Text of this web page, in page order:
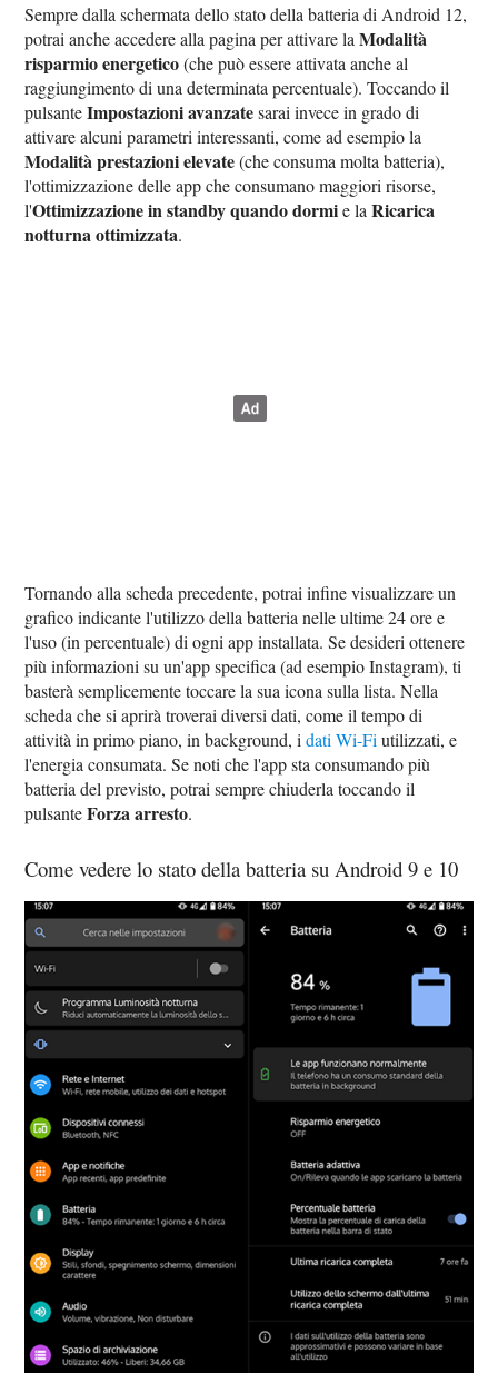
Sempre dalla schermata dello stato della batteria di Android 12,
potrai anche accedere alla pagina per attivare laModalità
risparmio energetico(che può essere attivata anche al
raggiungimento di una determinata percentuale). Toccando il
pulsanteImpostazioni avanzatesarai invece in grado di
attivare alcuni parametri interessanti, come ad esempio la
Modalità prestazioni elevate(che consuma molta batteria),
l'ottimizzazione delle app che consumano maggiori risorse,
l'Ottimizzazione in standby quando dormie laRicarica
notturna ottimizzata.
Tornando alla scheda precedente, potrai infine visualizzare un
grafico indicante l'utilizzo della batteria nelle ultime 24 ore e
l'uso (in percentuale) di ogni app installata. Se desideri ottenere
più informazioni su un'app specifica (ad esempio Instagram), ti
basterà semplicemente toccare la sua icona sulla lista. Nella
scheda che si aprirà troverai diversi dati, come il tempo di
attività in primo piano, in background, idati Wi-Fi utilizzati, e
l'energia consumata. Se noti che l'app sta consumando più
batteria del previsto, potrai sempre chiuderla toccando il
pulsanteForza arresto.
Come vedere lo stato della batteria su Android 9 e 10